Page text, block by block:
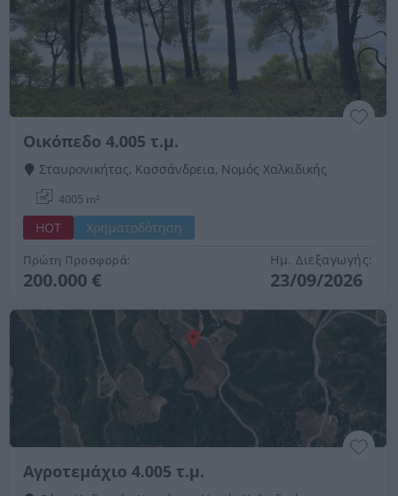
Οικόπεδο 4.005 τ.μ.
Σταυρονικήτας, Κασσάνδρεια, Νομός Χαλκιδικής
4005 m²
HOT Χρηματοδότηση
Πρώτη Προσφορά:
200.000 €
Ημ. Διεξαγωγής:
23/09/2026
Αγροτεμάχιο 4.005 τ.μ.